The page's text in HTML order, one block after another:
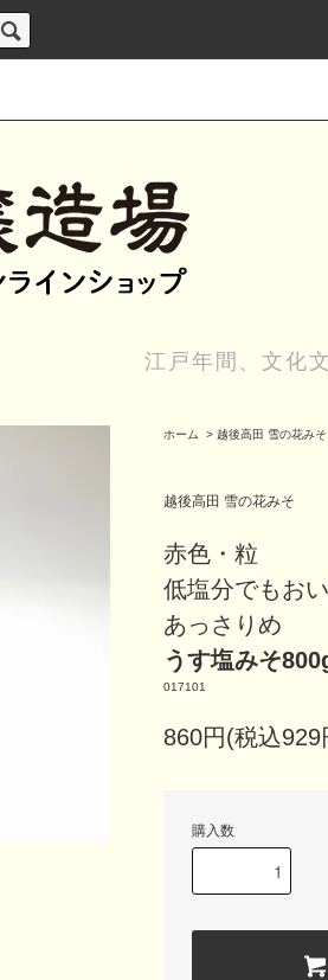
江戸年間、文化
ホーム > 越後高田 雪の花みそ
越後高田 雪の花みそ
赤色・粒
低塩分でもお
あっさりめ
うす塩みそ
017101
860円(税込929
購入数